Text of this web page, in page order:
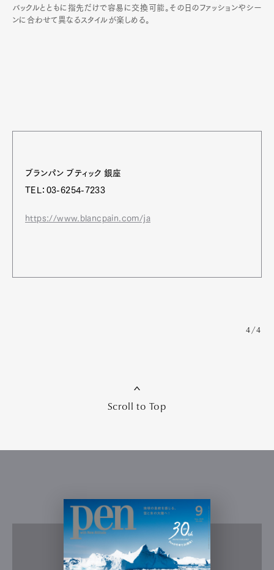
バックルとともに指先だけで容易に交換可能。その日のファッションやシー
ンに合わせて異なるスタイルが楽しめる。
ブランパン ブティック 銀座
TEL：03-6254-7233
https://www.blancpain.com/ja
4/4
Scroll to Top